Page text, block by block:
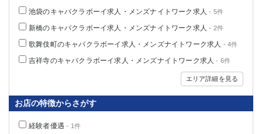
池袋のキャバクラボーイ求人・メンズナイトワーク求人 - 5件
新橋のキャバクラボーイ求人・メンズナイトワーク求人 - 2件
歌舞伎町のキャバクラボーイ求人・メンズナイトワーク求人 - 4件
吉祥寺のキャバクラボーイ求人・メンズナイトワーク求人 - 6件
エリア詳細を見る
お店の特徴からさがす
経験者優遇 - 1件
関内・馬車道・日ノ出町
武蔵新城
厚木
横須賀
埼玉県
大宮